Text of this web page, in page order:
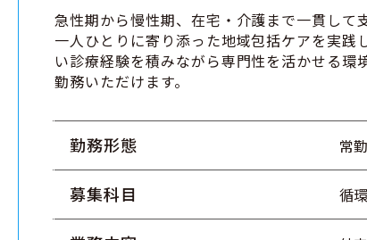
急性期から慢性期、在宅・介護まで一貫し
一人ひとりに寄り添った地域包括ケアを実
い診療経験を積みながら専門性を活かせる
勤務いただけます。
勤務形態 常勤
募集科目 循